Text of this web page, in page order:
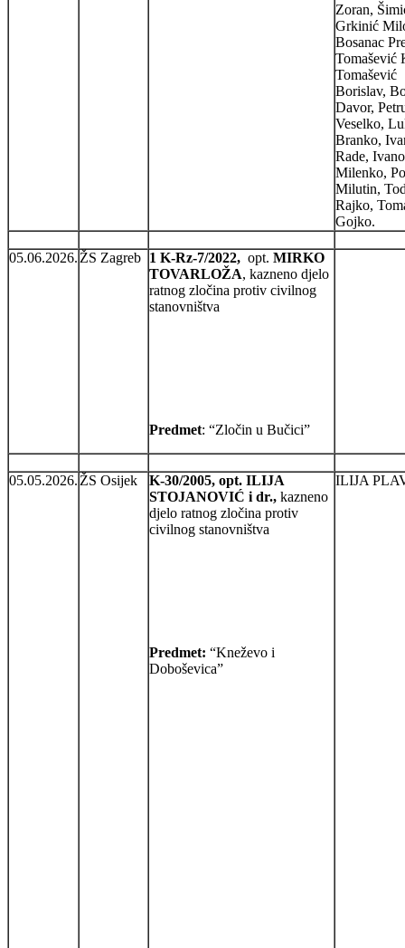
Zoran,
Grkinić
Bosanac
Tomašević
Tomašević
Borislav,
Davor,
Veselko,
Branko,
Rade,
Milenko,
Milutin,
Rajko,
Gojko.
05.06.2026. ŽS Zagreb 1 K-Rz-7/2022, opt. MIRKO
TOVARLOŽA, kazneno djelo
ratnog zločina protiv civilnog
stanovništva
Predmet: “Zločin u Bučici”
05.05.2026. ŽS Osijek
K-30/2005, opt. ILIJA
STOJANOVIĆ i dr., kazneno
djelo ratnog zločina protiv
civilnog stanovništva
Predmet: “Kneževo i
Doboševica”
ILIJA